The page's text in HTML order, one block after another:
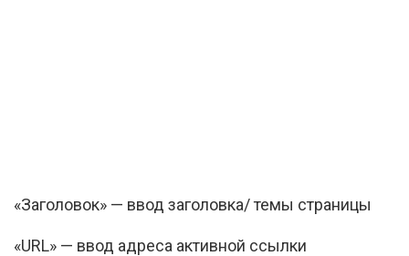
«Заголовок» — ввод заголовка/ темы страницы
«URL» — ввод адреса активной ссылки